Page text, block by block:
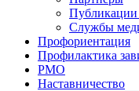
Службы
Профориентация
Профилактика
РМО
Наставни­чество